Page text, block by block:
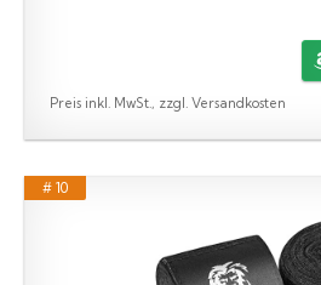
Preis inkl. MwSt., zzgl. Versandkosten
# 10